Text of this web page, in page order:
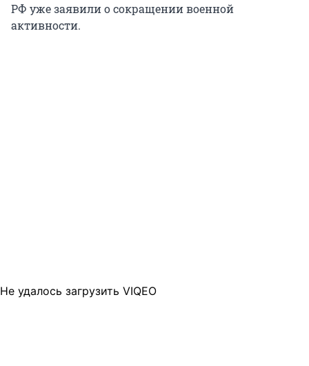
РФ уже заявили о сокращении военной
активности.
Не удалось загрузить VIQEO